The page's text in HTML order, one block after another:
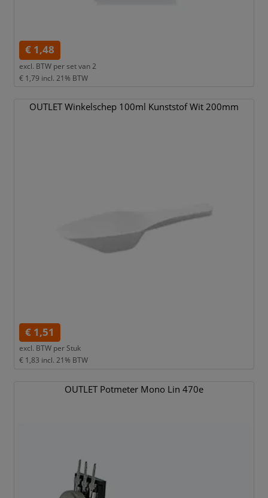
€ 1,48
excl. BTW perset van 2
€ 1,79 incl. 21% BTW
OUTLET Winkelschep 100ml Kunststof Wit 200mm
€ 1,51
excl. BTW per Stuk
€ 1,83 incl. 21% BTW
OUTLET Potmeter Mono Lin 470e